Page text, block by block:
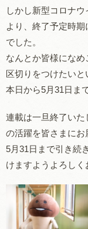
しかし新型コロナ
より、終了予定時
でした。
なんとか皆様にな
区切りをつけたい
本日から5月31日ま
連載は一旦終了いた
の活躍を皆さまにお
5月31日まで引き続
けますようよろしく